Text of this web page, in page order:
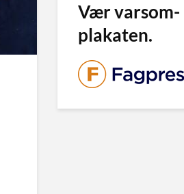
Vær varsom-
plakaten.